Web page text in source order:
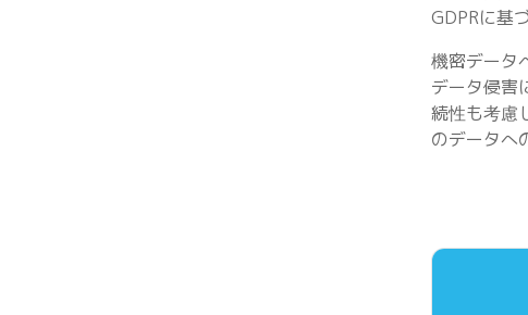
GDPRに基
機密データ
データ侵害
続性も考慮
のデータへ